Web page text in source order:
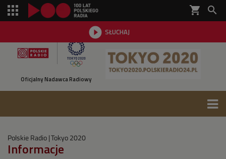
shopping_cart 
 SŁUCHAJ

Oficjalny Nadawca Radiowy
Polskie Radio Tokyo 2020
Informacje